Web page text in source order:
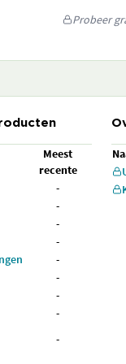
Probeer
Meest
recente
-
-
-
-
-
-
-
-
-